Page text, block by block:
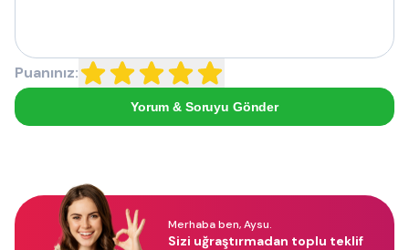
Puanınız:
Yorum & Soruyu Gönder
Merhaba ben, Aysu.
Sizi uğraştırmadan toplu teklif